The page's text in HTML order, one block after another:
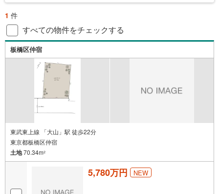
1 件
すべての物件をチェックする
板橋区仲宿
東武東上線 「大山」駅 徒歩22分
東京都板橋区仲宿
土地70.34m2
5,780万円 NEW